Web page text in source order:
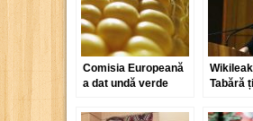
Comisia Europeană
a dat undă verde
genetic
Tabără